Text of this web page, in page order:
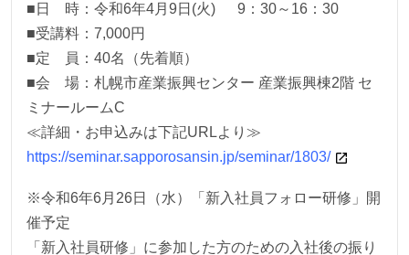
■日 時：令和6年4月9日(火) 9：30～16：30
■受講料：7,000円
■定 員：40名（先着順）
■会 場：札幌市産業振興センター 産業振興棟2階 セ
ミナールームC
≪詳細・お申込みは下記URLより≫
https://seminar.sapporosansin.jp/seminar/1803/
※令和6年6月26日（水）「新入社員フォロー研修」開
催予定
「新入社員研修」に参加した方のための入社後の振り